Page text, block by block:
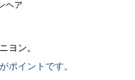
ヘア
ヨン。
ポイントです。